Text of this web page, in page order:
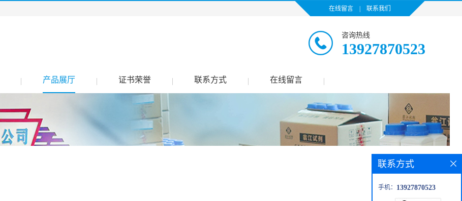
在线留言 联系我们
咨询热线
13927870523
产品展厅 证书荣誉 联系方式 在线留言
联系方式
手机： 13927870523